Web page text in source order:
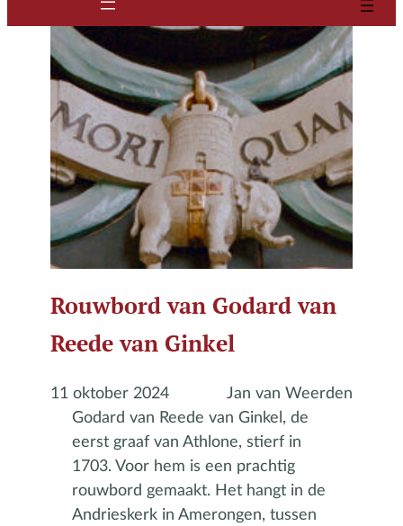
Rouwbord van Godard van
Reede van Ginkel
11 oktober 2024
Jan van Weerden
Godard van Reede van Ginkel, de
eerst graaf van Athlone, stierf in
1703. Voor hem is een prachtig
rouwbord gemaakt. Het hangt in de
Andrieskerk in Amerongen, tussen